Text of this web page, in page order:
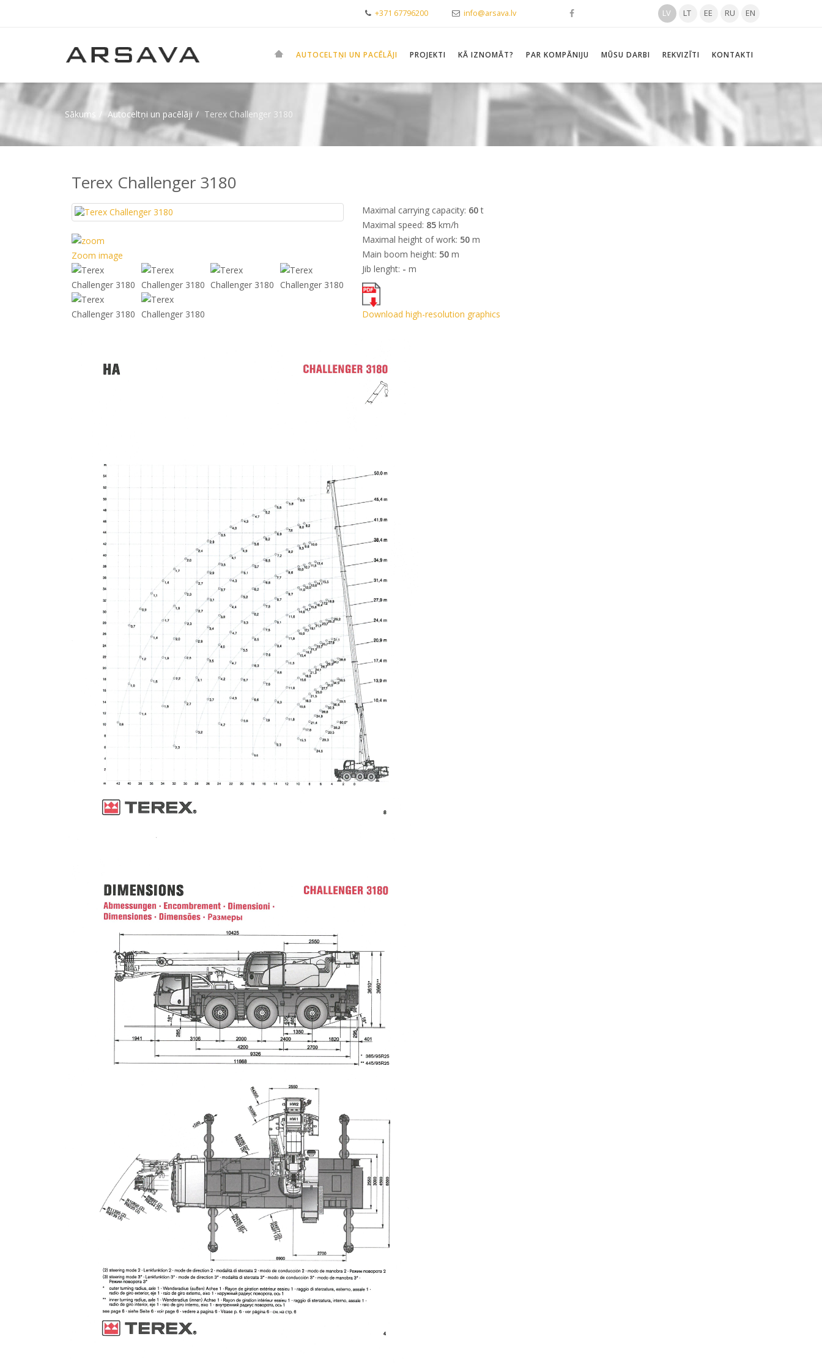
+371 67796200 info@arsava.lv LV LT EE RU EN
AUTOCELTŅI UN PACĒLĀJI PROJEKTI KĀ IZNOMĀT? PAR KOMPĀNIJU MŪSU DARBI REKVIZĪTI KONTAKTI
Sākums Autoceltņi un pacēlāji Terex Challenger 3180
Terex Challenger 3180
Zoom image
Maximal carrying capacity: 60t
Maximal speed: 85 km/h
Maximal height of work: 50 m
Main boom height: 50 m
Jib lenght: - m
Download high-resolution graphics